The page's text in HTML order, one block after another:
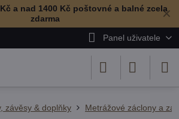
✕
a nad 1400 Kč poštovné a balné zcela
zdarma
Panel uživatele
závěsy & doplňky Metrážové záclony a